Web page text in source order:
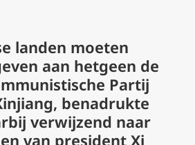
landen moeten
aan hetgeen de
Partij
benadrukte
verwijzend naar
van president Xi